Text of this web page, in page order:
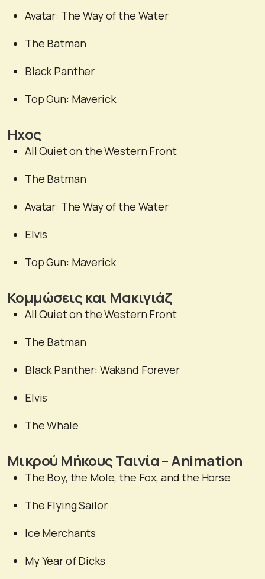
Avatar: The Way of the Water
The Batman
Black Panther
Top Gun: Maverick
Ηχος
All Quiet on the Western Front
The Batman
Avatar: The Way of the Water
Elvis
Top Gun: Maverick
Κομμώσεις και Μακιγιάζ
All Quiet on the Western Front
The Batman
Black Panther: Wakand Forever
Elvis
The Whale
Μικρού Μήκους Ταινία – Animation
The Boy, the Mole, the Fox, and the Horse
The Flying Sailor
Ice Merchants
My Year of Dicks